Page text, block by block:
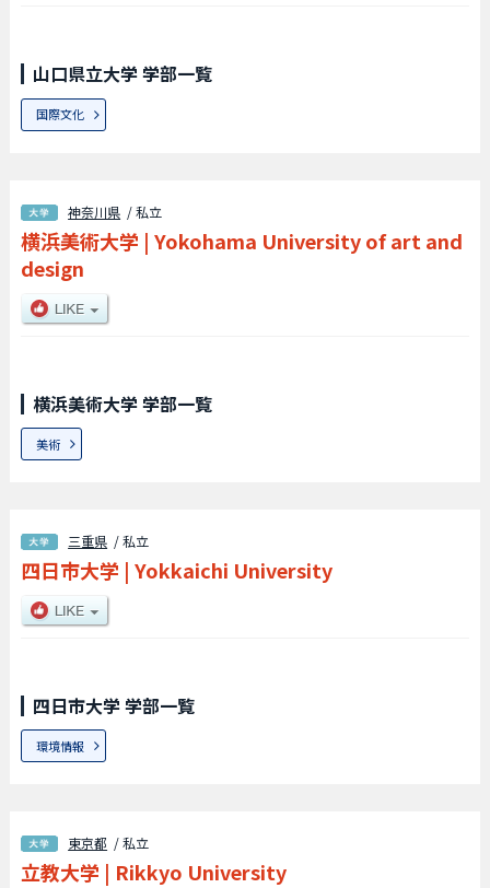
山口県立大学 学部一覧
国際文化
神奈川県 / 私立
横浜美術大学 | Yokohama University of art and
design
横浜美術大学 学部一覧
美術
三重県 / 私立
四日市大学 | Yokkaichi University
四日市大学 学部一覧
環境情報
東京都 / 私立
立教大学 | Rikkyo University